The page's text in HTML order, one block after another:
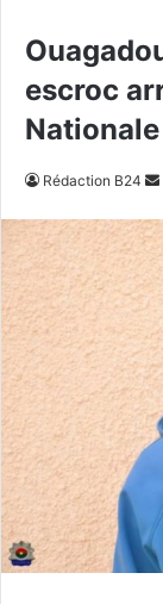
escroc
Nationale
Rédaction B24
o
e
r
r